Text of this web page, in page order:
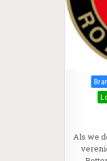
Als we